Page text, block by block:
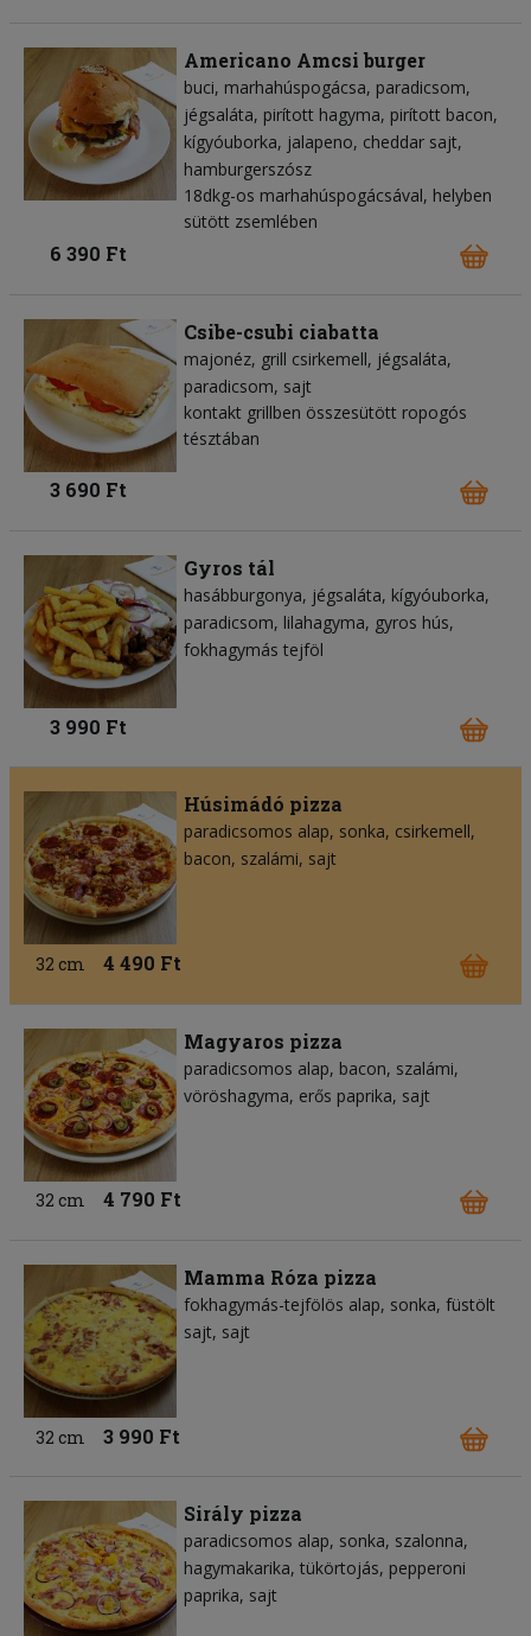
Americano Amcsi burger
buci marhahúspogácsa paradicsom
jégsaláta pirított hagyma pirított bacon
kígyóuborka jalapeno cheddar sajt
hamburgerszósz
18dkg-os marhahúspogácsával, helyben
sütött zsemlében
6 390 Ft
Csibe-csubi ciabatta
majonéz grill csirkemell jégsaláta
paradicsom sajt
kontakt grillben összesütött ropogós
tésztában
3 690 Ft
Gyros tál
hasábburgonya jégsaláta kígyóuborka
paradicsom lilahagyma gyros hús
fokhagymás tejföl
3 990 Ft
Húsimádó pizza
paradicsomos alap sonka csirkemell
bacon szalámi sajt
32 cm 4 490 Ft
Magyaros pizza
paradicsomos alap bacon szalámi
vöröshagyma erős paprika sajt
32 cm 4 790 Ft
Mamma Róza pizza
fokhagymás-tejfölös alap sonka füstölt
sajt sajt
32 cm 3 990 Ft
Sirály pizza
paradicsomos alap sonka szalonna
hagymakarika tükörtojás pepperoni
paprika sajt